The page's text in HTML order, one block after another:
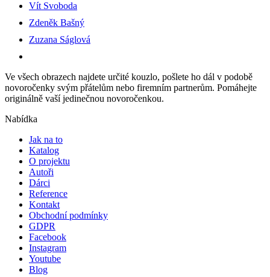
Vít Svoboda
Zdeněk Bašný
Zuzana Ságlová
Ve všech obrazech najdete určité kouzlo, pošlete ho dál v podobě
novoročenky svým přátelům nebo firemním partnerům. Pomáhejte
originálně vaší jedinečnou novoročenkou.
Nabídka
Jak na to
Katalog
O projektu
Autoři
Dárci
Reference
Kontakt
Obchodní podmínky
GDPR
Facebook
Instagram
Youtube
Blog